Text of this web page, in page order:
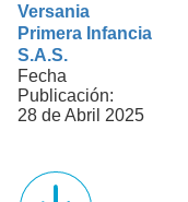
Versania
Primera Infancia
S.A.S.
Fecha
Publicación:
28 de Abril 2025